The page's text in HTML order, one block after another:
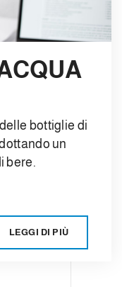
bottiglie di
un
bere.
LEGGI DI PIÙ